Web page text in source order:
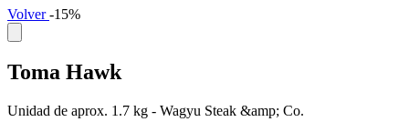
Volver-15%
Toma Hawk
Unidad de aprox. 1.7 kg - Wagyu Steak &amp; Co.